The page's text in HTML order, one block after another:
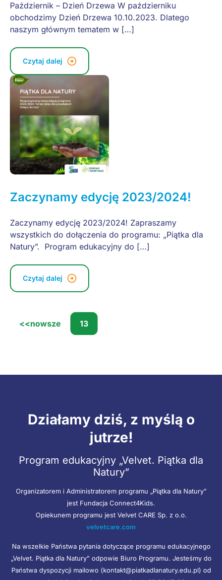
Październik – Dzień Drzewa W październiku
obchodzimy Dzień Drzewa 10.10.2023. Dlatego
naszym głównym tematem w […]
Czytaj dalej
Zaczynamy edycję 2023/2024!
Zaczynamy edycję 2023/2024! Zapraszamy
wszystkich do dołączenia do programu: „Piątka dla
Natury”. Program edukacyjny do […]
Czytaj dalej
<<nowsze 13
Działamy dziś, z myślą o
jutrze!
Program edukacyjny „Velvet. Piątka dla
Natury”
Organizatorem i Administratorem programu „Piątka dla Natury”
jest Fundacja Connect4Kids.
Opiekunem programu jest Velvet CARE Sp. z o.o.
velvetcare.com
Na wszelkie Państwa pytania dotyczące programu edukacyjnego
„Velvet. Piątka dla Natury” odpowie Biuro Programu. Jesteśmy do
Państwa dyspozycji mailowo (kontakt@piatkadlanatury.edu.pl) od